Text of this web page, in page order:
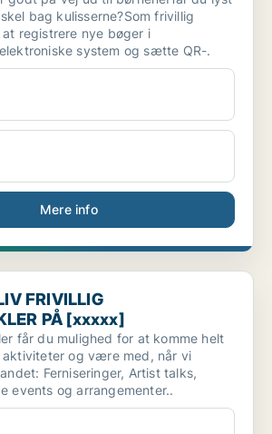
bag kulisserne?Som frivillig
registrere nye bøger i
system og sætte QR-.
Mere info
EVENTAFVIKLER PÅ [xxxxx]
FRIVILLIG
PÅ [xxxxx]
får du mulighed for at komme helt
og være med, når vi
Ferniseringer, Artist talks,
events og arrangementer..